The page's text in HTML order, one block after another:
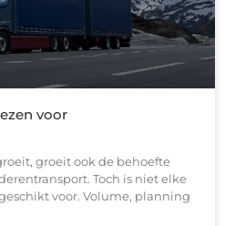
voor
groeit ook de behoefte
Toch is niet elke
voor. Volume, planning